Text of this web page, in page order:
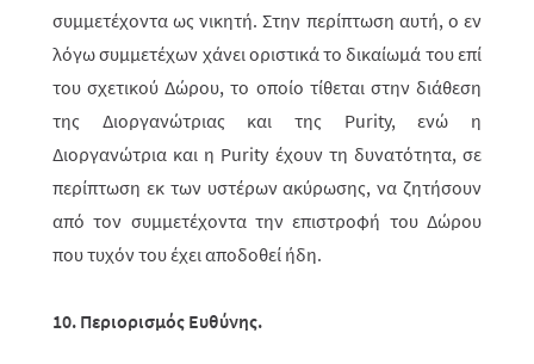
συμμετέχοντα ως νικητή. Στην περί­πτω­ση αυτή, ο εν
λόγω συμμετέχων χάνει οριστικά το δικαίωμά του επί
του σχετι­κού Δώ­ρου, το οποίο τίθεται στην διάθεση
της Διοργανώτριας και της Purity, ενώ η
Διοργανώτρια και η Purity έχουν τη δυνατότητα, σε
περίπτωση εκ των υστέρων ακύρωσης, να ζητήσουν
από τον συμμετέχοντα την επιστροφή του Δώρου
που τυχόν του έχει αποδοθεί ήδη.
10. Περιορισμός Ευθύνης.